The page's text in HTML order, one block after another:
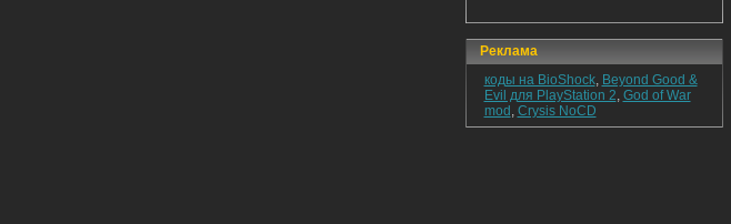
Реклама
коды на BioShock, Beyond Good &
Evil для PlayStation 2, God of War
mod , Crysis NoCD